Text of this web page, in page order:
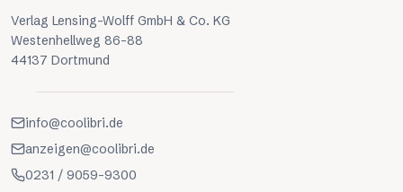
Verlag Lensing-Wolff GmbH & Co. KG
Westenhellweg 86-88
44137 Dortmund
info@coolibri.de
anzeigen@coolibri.de
0231 / 9059-9300